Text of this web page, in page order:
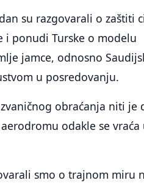
su razgovarali o zaštiti
i ponudi Turske o modelu
jamce, odnosno
u posredovanju.
obraćanja niti je
odakle se vraća
smo o trajnom miru